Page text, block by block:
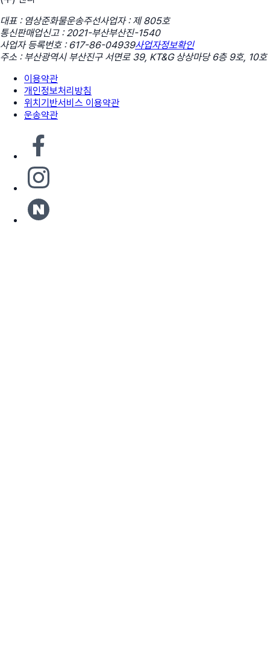
대표 : 염상준화물운송주선사업자 : 제 805호
통신판매업신고 : 2021-부산부산진-1540
사업자 등록번호 : 617-86-04939사업자정보확인
주소 : 부산광역시 부산진구 서면로 39, KT&G 상상마당 6층 9호, 10호
이용약관
개인정보처리방침
위치기반서비스 이용약관
운송약관